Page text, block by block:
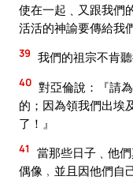
使在一起﹑又跟我們
活活的神諭要傳給我們
39 我們的祖宗不肯
40 對亞倫說：『請
的；因為領我們出埃
了！』
41
當那些日子﹑他
偶像﹐並且因他們自